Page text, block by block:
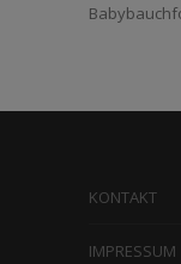
KONTAKT
IMPRESSUM